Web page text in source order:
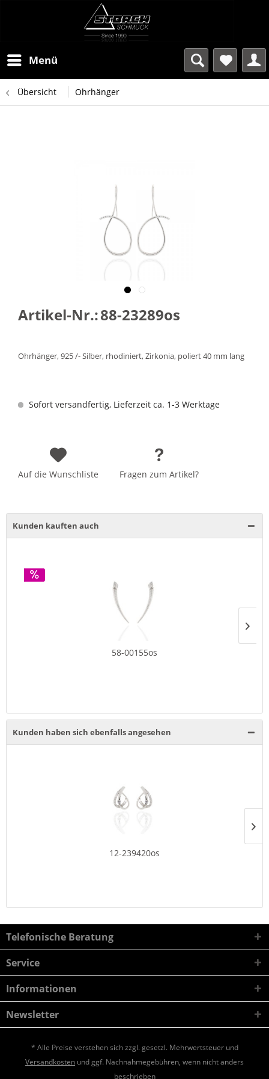
Menü
Übersicht Ohrhänger
Artikel-Nr.:88-23289os
Ohrhänger, 925 /- Silber, rhodiniert, Zirkonia, poliert 40 mm lang
Sofort versandfertig, Lieferzeit ca. 1-3 Werktage
Auf die Wunschliste Fragen zum Artikel?
Kunden kauften auch
58-00155os
Kunden haben sich ebenfalls angesehen
12-239420os
Telefonische Beratung
Service
Informationen
Newsletter
* Alle Preise verstehen sich zzgl. gesetzl. Mehrwertsteuer und
Versandkosten und ggf. Nachnahmegebühren, wenn nicht anders
beschrieben